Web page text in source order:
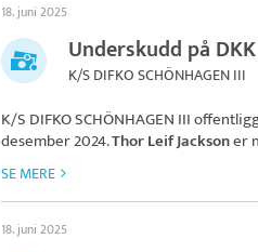
18. juni 2025
Underskudd på
K/S DIFKO SCHÖNHAGEN III
K/S DIFKO SCHÖNHAGEN III
desember 2024.Thor Leif Jacksoner
SE MERE
18. juni 2025